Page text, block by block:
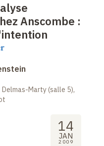
Anscombe :
Marty (salle 5),
14
JAN
2009